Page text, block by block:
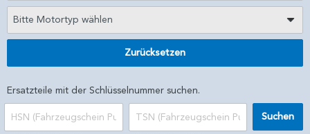
Bitte Motortyp wählen
Zurücksetzen
Ersatzteile mit der Schlüsselnummer suchen.
Suchen